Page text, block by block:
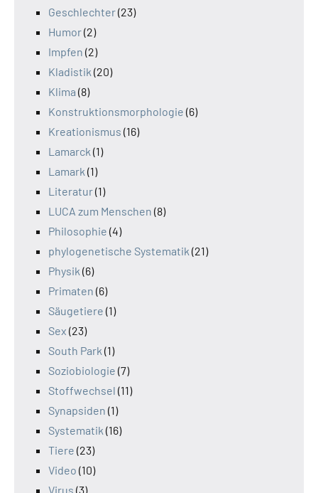
Geschlechter(23)
Humor(2)
Impfen (2)
Kladistik (20)
Klima (8)
Konstruktionsmorphologie (6)
Kreationismus (16)
Lamarck (1)
Lamark (1)
Literatur(1)
LUCA zum Menschen (8)
Philosophie (4)
phylogenetische Systematik (21)
Physik (6)
Primaten (6)
Säugetiere (1)
Sex (23)
South Park (1)
Soziobiologie (7)
Stoffwechsel (11)
Synapsiden (1)
Systematik (16)
Tiere (23)
Video (10)
Virus (3)